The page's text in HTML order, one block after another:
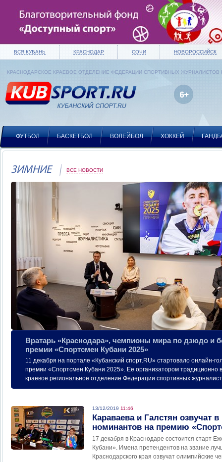
ВСЯ КУБАНЬ КРАСНОДАР СОЧИ НОВОРОССИЙСК
КРАСНОДАРСКОЕ КРАЕВОЕ ОТДЕЛЕНИЕ ФЕДЕРАЦИИ СПОРТИВНЫХ ЖУРНАЛИСТОВ
ФУТБОЛ БАСКЕТБОЛ ВОЛЕЙБОЛ ХОККЕЙ
ЗИМНИЕ ВСЕ НОВОСТИ
Вратарь «Краснодара», чемпионы мира по дзюдо и
премии «Спортсмен Кубани 2025»
11 декабря на портале «Кубанский спорт.RU» стартовало онлайн-
премии «Спортсмен Кубани 2025». Ее организатором традиционно
краевое региональное отделение Федерации спортивных
13/12/2019 11:46
Караваева и Галстян озвучат
номинантов на премию
17 декабря в Краснодаре состоится старт
Кубани». Имена претендентов на звание
Краснодарского края озвучат олимпийские